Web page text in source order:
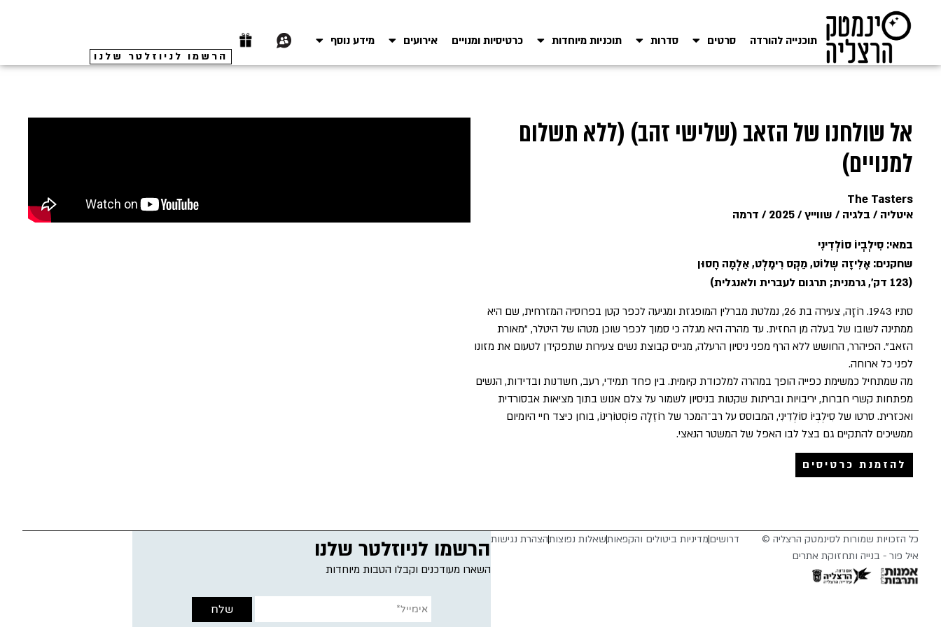
תוכנייה להורדה סרטים סדרות תוכניות מיוחדות כרטיסיות ומנויים אירועים מידע נוסף
הרשמו לניוזלטר שלנו
אל שולחנו של הזאב (שלישי זהב) (ללא תשלום
למנויים)
The Tasters
איטליה / בלגיה / שווייץ / 2025 / דרמה
במאי: סִילְבְיוֹ סוֹלְדִינִי
שחקנים: אֶלִיזָה שְלוֹט, מַקְס רִימֶלְט, אַלְמָה חָסוּן
(123 דק', גרמנית; תרגום לעברית ולאנגלית)
סתיו 1943. רוֹזָה, צעירה בת 26, נמלטת מברלין המופגזת ומגיעה לכפר קטן בפרוסיה המזרחית, שם היא
ממתינה לשובו של בעלה מן החזית. עד מהרה היא מגלה כי סמוך לכפר שוכן מטהו של היטלר, "מאורת
הזאב". הפיהרר, החושש ללא הרף מפני ניסיון הרעלה, מגייס קבוצת נשים צעירות שתפקידן לטעום את מזונו
לפני כל ארוחה.
מה שמתחיל כמשימת כפייה הופך במהרה למלכודת קיומית. בין פחד תמידי, רעב, חשדנות ובדידות, הנשים
מפתחות קשרי חברות, יריבויות ובריתות שקטות בניסיון לשמור על צלם אנוש בתוך מציאות אבסורדית
ואכזרית. סרטו של סִילְבְיוֹ סוֹלְדִינִי, המבוסס על רב־המכר של רוֹזֶלָה פּוֹסְטוֹרִינוֹ, בוחן כיצד חיי היומיום
ממשיכים להתקיים גם בצל לבו האפל של המשטר הנאצי.
להזמנת כרטיסים
כל הזכויות שמורות לסינמטק הרצליה ©
איל פור - בנייה ותחזוקת אתרים
דרושיםמדיניות ביטולים והקפאותשאלות נפוצותהצהרת נגישותהרשמו לניוזלטר שלנו
השארו מעודכנים וקבלו הטבות מיוחדות